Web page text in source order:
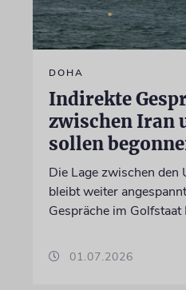
DOHA
Indirekte
zwischen Iran
sollen
Die Lage zwischen den
bleibt weiter
Gespräche im Golfstaat
01.07.2026